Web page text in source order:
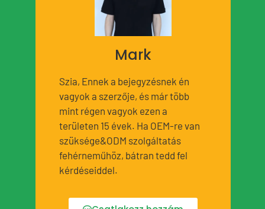
Mark
Szia, Ennek a bejegyzésnek én
vagyok a szerzője, és már több
mint régen vagyok ezen a
területen 15 évek. Ha OEM-re van
szüksége&ODM szolgáltatás
fehérneműhöz, bátran tedd fel
kérdéseiddel.